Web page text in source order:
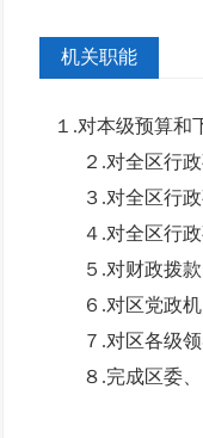
机关职能
１.对本级预算和
２.对全区行政事
３.对全区行政事
４.对全区行政事
５.对财政拨款
６.对区党政机
７.对区各级领
８.完成区委、